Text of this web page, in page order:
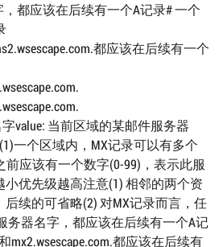
都应该在后续有一个A记录# 一个
都应该在后续有一个
value: 当前区域的某邮件服务器
一个区域内，MX记录可以有多个
前应该有一个数字(0-99)，表示此服
优先级越高注意(1) 相邻的两个资
后续的可省略(2) 对MX记录而言，任
务器名字，都应该在后续有一个A记
mx2.wsescape.com.都应该在后续有